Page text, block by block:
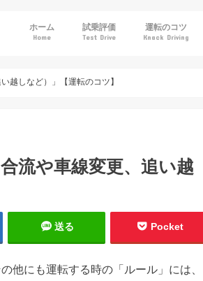
ホーム
Home
試乗評価
Test Drive
運転のコツ
Knack Driving
越しなど）」【運転のコツ】
流や車線変更、追い越
送る Pocket
他にも運転する時の「ルール」には、